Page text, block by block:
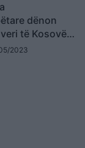
dënon
të Kosovës,
e angazhuar
2023